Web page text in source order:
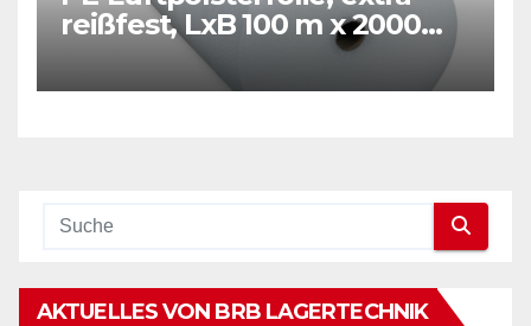
reißfest, LxB 100 m x 2000
mm, Stärke 50 mµ, 2-Schicht-
Folie, transparent
AKTUELLES VON BRB LAGERTECHNIK